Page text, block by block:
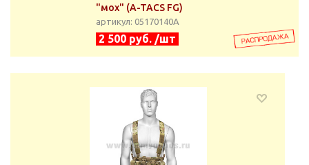
"мох" (A-TACS FG)
артикул: 05170140А
2 500 руб. /шт